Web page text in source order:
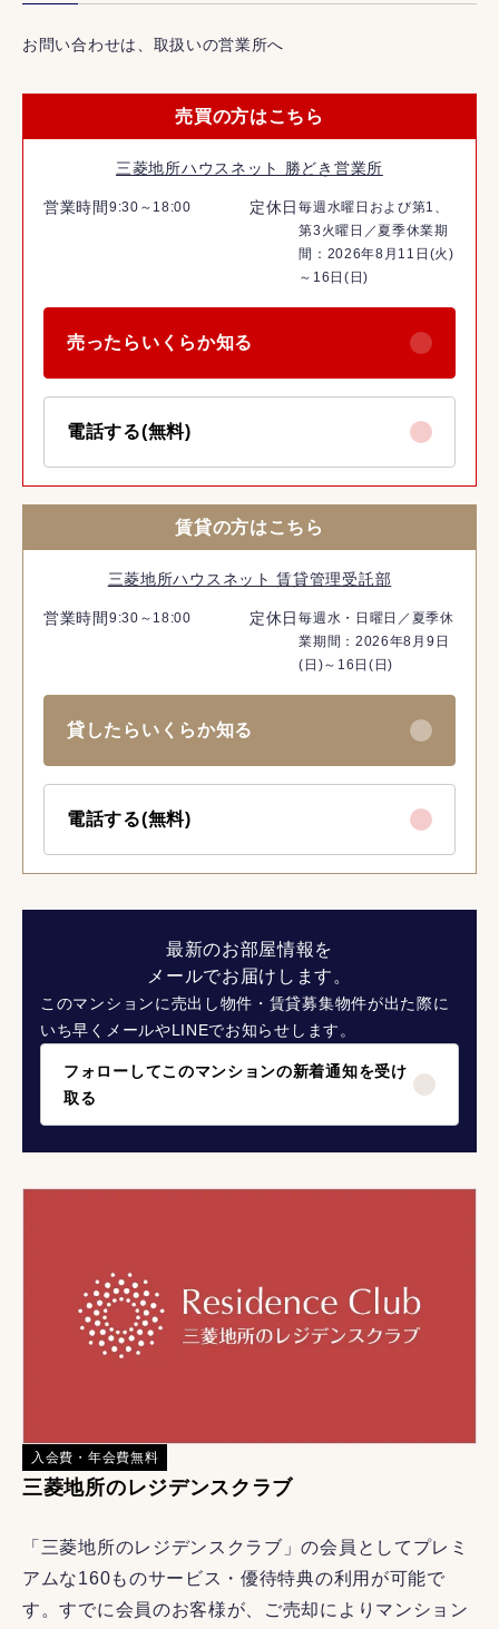
お問い合わせは、取扱いの営業所へ
売買の方はこちら
三菱地所ハウスネット 勝どき営業所
営業時間 9:30～18:00 定休日毎週水曜日および第1、
第3火曜日／夏季休業期
間：2026年8月11日(火)
～16日(日)
売ったらいくらか知る
電話する(無料)
賃貸の方はこちら
三菱地所ハウスネット 賃貸管理受託部
営業時間 9:30～18:00 定休日毎週水・日曜日／夏季休
業期間：2026年8月9日
(日)～16日(日)
貸したらいくらか知る
電話する(無料)
最新のお部屋情報を
メールでお届けします。
このマンションに売出し物件・賃貸募集物件が出た際に
いち早くメールやLINEでお知らせします。
フォローしてこのマンションの新着通知を受け
取る
入会費・年会費無料
三菱地所のレジデンスクラブ
「三菱地所のレジデンスクラブ」の会員としてプレミ
アムな160ものサービス・優待特典の利用が可能で
す。すでに会員のお客様が、ご売却によりマンション